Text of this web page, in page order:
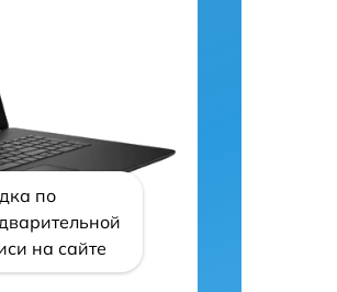
по
на сайте